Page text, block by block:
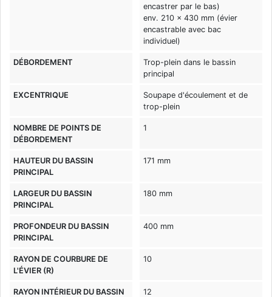
encastrer par le bas)
env. 210 x 430 mm (évier
encastrable avec bac
individuel)
DÉBORDEMENT
Trop-plein dans le bassin
principal
EXCENTRIQUE
Soupape d'écoulement et de
trop-plein
NOMBRE DE POINTS DE
DÉBORDEMENT
1
HAUTEUR DU BASSIN
PRINCIPAL
171 mm
LARGEUR DU BASSIN
PRINCIPAL
180 mm
PROFONDEUR DU BASSIN
PRINCIPAL
400 mm
RAYON DE COURBURE DE
L'ÉVIER (R)
10
RAYON INTÉRIEUR DU BASSIN
12